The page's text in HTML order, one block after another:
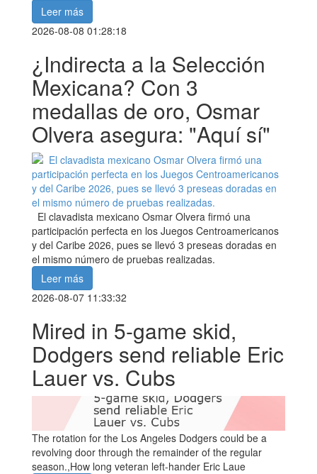
Leer más
2026-08-08 01:28:18
¿Indirecta a la Selección
Mexicana? Con 3
medallas de oro, Osmar
Olvera asegura: "Aquí sí"
El clavadista mexicano Osmar Olvera firmó una
participación perfecta en los Juegos Centroamericanos
y del Caribe 2026, pues se llevó 3 preseas doradas en
el mismo número de pruebas realizadas.
Leer más
2026-08-07 11:33:32
Mired in 5-game skid,
Dodgers send reliable Eric
Lauer vs. Cubs
The rotation for the Los Angeles Dodgers could be a
revolving door through the remainder of the regular
season.,How long veteran left-hander Eric Laue